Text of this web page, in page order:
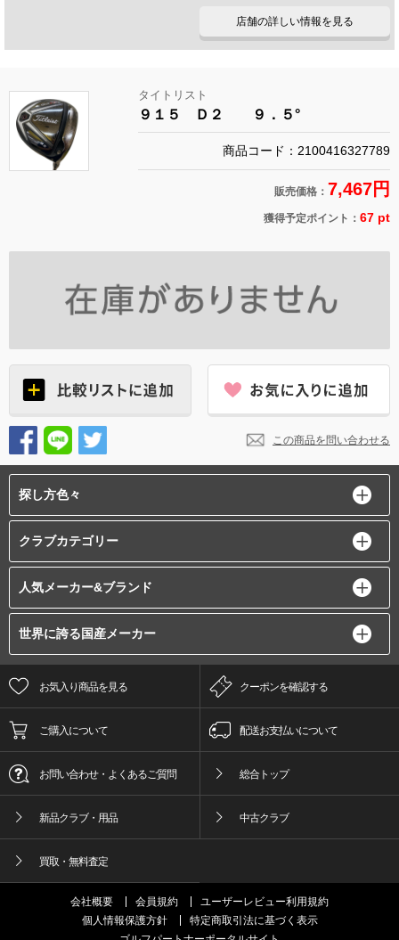
店舗の詳しい情報を見る
タイトリスト
９１５ Ｄ２ ９．５°
商品コード：2100416327789
販売価格： 7,467円
獲得予定ポイント： 67 pt
この商品を問い合わせる
探し方色々
クラブカテゴリー
人気メーカー&ブランド
世界に誇る国産メーカー
お気入り商品を見る クーポンを確認する
ご購入について 配送お支払いについて
お問い合わせ・よくあるご質問 総合トップ
新品クラブ・用品 中古クラブ
買取・無料査定
会社概要 会員規約
ユーザーレビュー利用規約
個人情報保護方針
特定商取引法に基づく表示